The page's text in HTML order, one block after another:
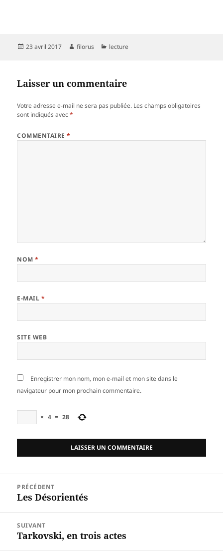
Publié
23 avril 2017 Auteur
filorus Catégories
lecture
Laisser un commentaire
Votre adresse e-mail ne sera pas publiée. Les champs obligatoires
sont indiqués avec*
COMMENTAIRE*
NOM*
E-MAIL *
SITE WEB
Enregistrer mon nom, mon e-mail et mon site dans le
navigateur pour mon prochain commentaire.
× 4 = 28
l’article
PRÉCÉDENT
Article
Les Désorientés
SUIVANT
Article
Tarkovski, en trois actes